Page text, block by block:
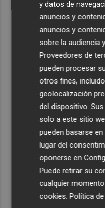
y datos de
anuncios y
anuncios y
sobre la audiencia
Proveedores de
pueden procesar
otros fines,
geolocalización
del dispositivo.
solo a este sitio
pueden basarse
lugar del
oponerse en
Puede retirar su
cualquier
cookies .Política